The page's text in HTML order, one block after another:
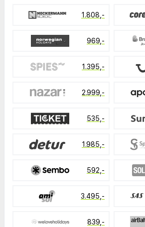
1.808,-
969,-
1.395,-
2.999,-
535,-
1.985,-
592,-
3.495,-
839,-